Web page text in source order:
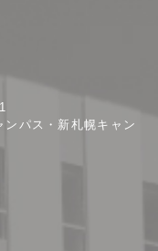
パス・新札幌キャン